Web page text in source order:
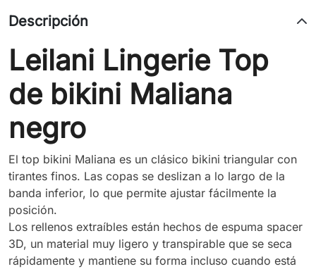
Descripción
Leilani Lingerie Top
de bikini Maliana
negro
El top bikini Maliana es un clásico bikini triangular con
tirantes finos. Las copas se deslizan a lo largo de la
banda inferior, lo que permite ajustar fácilmente la
posición.
Los rellenos extraíbles están hechos de espuma spacer
3D, un material muy ligero y transpirable que se seca
rápidamente y mantiene su forma incluso cuando está